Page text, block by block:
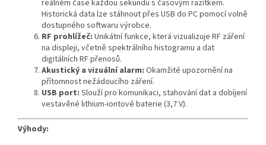
reálném čase každou sekundu s časovým razítkem.
Historická data lze stáhnout přes USB do PC pomocí volně
dostupného softwaru výrobce.
RF prohlížeč: Unikátní funkce, která vizualizuje RF záření
na displeji, včetně spektrálního histogramu a dat
digitálních RF přenosů.
Akustický a vizuální alarm: Okamžité upozornění na
přítomnost nežádoucího záření.
USB port: Slouží pro komunikaci, stahování dat a dobíjení
vestavěné lithium-iontové baterie (3,7 V).
Výhody: